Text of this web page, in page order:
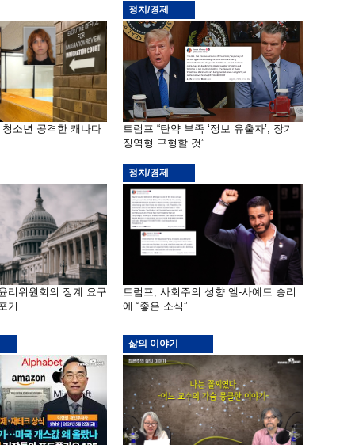
청소년 공격한 캐나다
정치/경제
트럼프 “탄약 부족 ‘정보 유출자’, 장기
징역형 구형할 것”
리위원회의 징계 요구
기
정치/경제
트럼프, 사회주의 성향 엘-사예드 승리
에 “좋은 소식”
삶의 이야기